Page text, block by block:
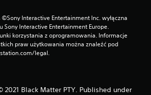
Interactive Entertainment Inc. wyłączna
Sony Interactive Entertainment Europe.
korzystania z oprogramowania. Informacje
praw użytkowania można znaleźć pod
legal.
2021 Black Matter PTY. Published under